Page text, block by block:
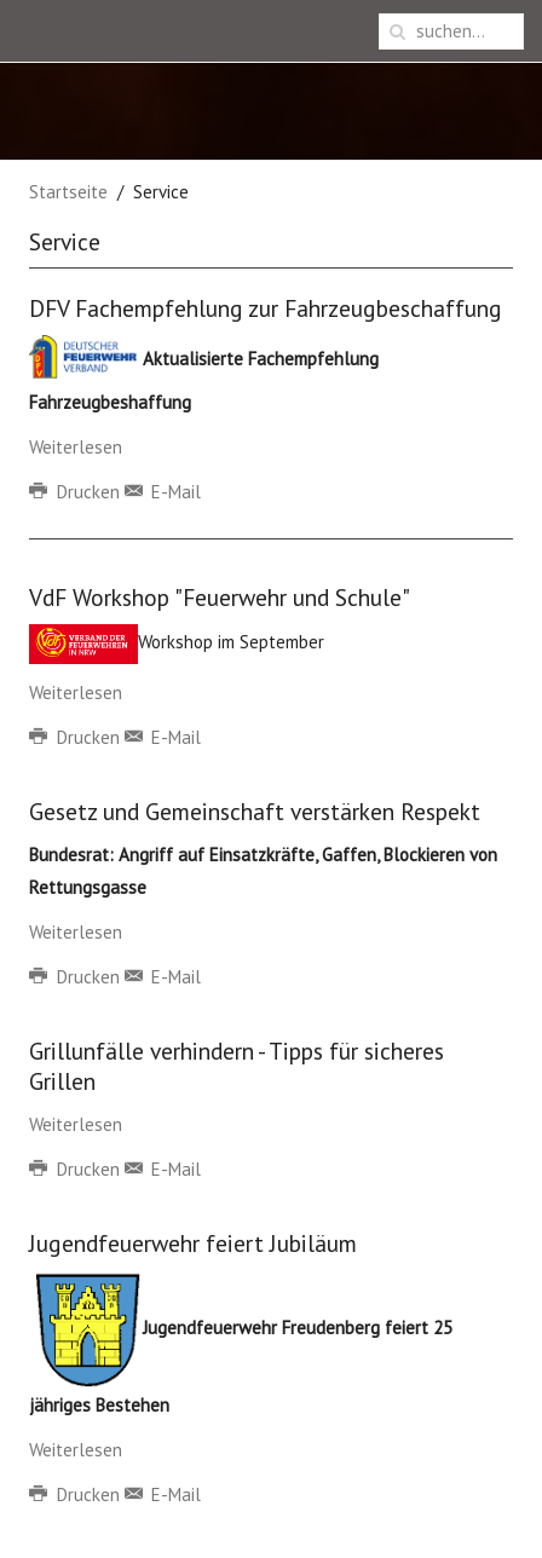
Startseite Service
Service
DFV Fachempfehlung zur Fahrzeugbeschaffung
Aktualisierte Fachempfehlung
Fahrzeugbeshaffung
Weiterlesen
Drucken
E-Mail
VdF Workshop "Feuerwehr und Schule"
Workshop im September
Weiterlesen
Drucken
E-Mail
Gesetz und Gemeinschaft verstärken Respekt
Bundesrat: Angriff auf Einsatzkräfte, Gaffen, Blockieren von
Rettungsgasse
Weiterlesen
Drucken
E-Mail
Grillunfälle verhindern - Tipps für sicheres
Grillen
Weiterlesen
Drucken
E-Mail
Jugendfeuerwehr feiert Jubiläum
Jugendfeuerwehr Freudenberg feiert 25
jähriges Bestehen
Weiterlesen
Drucken
E-Mail